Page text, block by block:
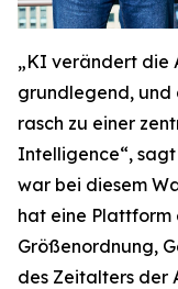
„KI verändert die
grundlegend, und
rasch zu einer
Intelligence“,
war bei diesem
hat eine
Größenordnung,
des Zeitalters der